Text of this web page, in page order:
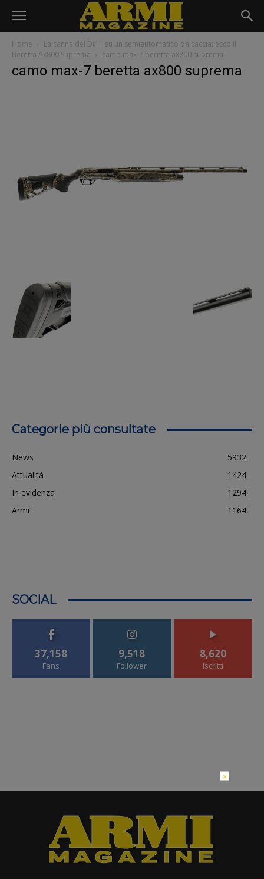
Home
La canna del Dt11 su un semiautomatico da caccia: ecco il
Beretta Ax800 Suprema
camo max-7 beretta ax800 suprema
camo max-7 beretta ax800 suprema
Categorie più consultate
News
5932
Attualità
1424
In evidenza
1294
Armi
1164
SOCIAL
37,158
Fans
9,518
Follower
8,620
Iscritti
×